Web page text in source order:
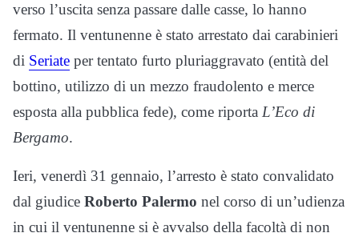
verso l’uscita senza passare dalle casse, lo hanno
fermato. Il ventunenne è stato arrestato dai carabinieri
di Seriate per tentato furto pluriaggravato (entità del
bottino, utilizzo di un mezzo fraudolento e merce
esposta alla pubblica fede), come riporta L’Eco di
Bergamo.
Ieri, venerdì 31 gennaio, l’arresto è stato convalidato
dal giudice Roberto Palermo nel corso di un’udienza
in cui il ventunenne si è avvalso della facoltà di non